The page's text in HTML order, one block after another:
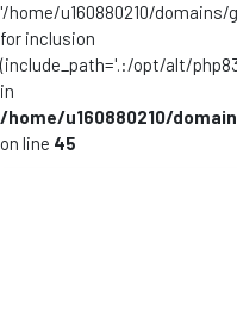
'/home/u160880210/
for inclusion
(include_path='.:/opt/alt/
in
/home/u160880210/
on line 45